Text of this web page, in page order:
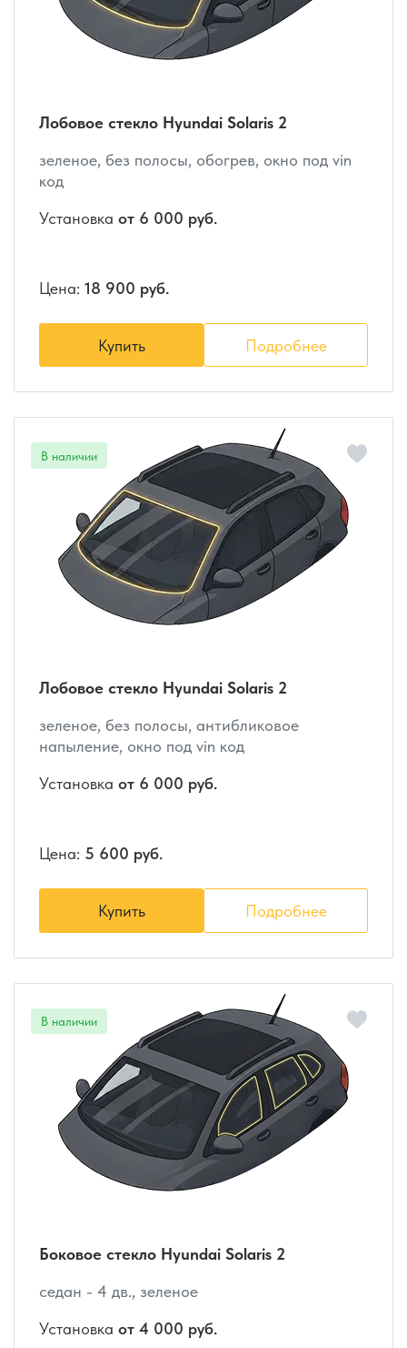
Лобовое стекло Hyundai Solaris 2
зеленое, без полосы, обогрев, окно под vin
код
Установка от 6 000 руб.
Цена: 18 900 руб.
Купить Подробнее
Лобовое стекло Hyundai Solaris 2
зеленое, без полосы, антибликовое
напыление, окно под vin код
Установка от 6 000 руб.
Цена: 5 600 руб.
Купить Подробнее
Боковое стекло Hyundai Solaris 2
седан - 4 дв., зеленое
Установка от 4 000 руб.